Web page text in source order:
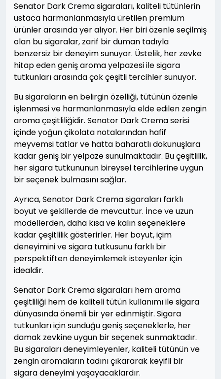
Senator Dark Crema sigaraları, kaliteli tütünlerin
ustaca harmanlanmasıyla üretilen premium
ürünler arasında yer alıyor. Her biri özenle seçilmiş
olan bu sigaralar, zarif bir duman tadıyla
benzersiz bir deneyim sunuyor. Üstelik, her zevke
hitap eden geniş aroma yelpazesi ile sigara
tutkunları arasında çok çeşitli tercihler sunuyor.
Bu sigaraların en belirgin özelliği, tütünün özenle
işlenmesi ve harmanlanmasıyla elde edilen zengin
aroma çeşitliliğidir. Senator Dark Crema serisi
içinde yoğun çikolata notalarından hafif
meyvemsi tatlar ve hatta baharatlı dokunuşlara
kadar geniş bir yelpaze sunulmaktadır. Bu çeşitlilik,
her sigara tutkununun bireysel tercihlerine uygun
bir seçenek bulmasını sağlar.
Ayrıca, Senator Dark Crema sigaraları farklı
boyut ve şekillerde de mevcuttur. İnce ve uzun
modellerden, daha kısa ve kalın seçeneklere
kadar çeşitlilik gösterirler. Her boyut, içim
deneyimini ve sigara tutkusunu farklı bir
perspektiften deneyimlemek isteyenler için
idealdir.
Senator Dark Crema sigaraları hem aroma
çeşitliliği hem de kaliteli tütün kullanımı ile sigara
dünyasında önemli bir yer edinmiştir. Sigara
tutkunları için sunduğu geniş seçeneklerle, her
damak zevkine uygun bir seçenek sunmaktadır.
Bu sigaraları deneyimleyenler, kaliteli tütünün ve
zengin aromaların tadını çıkararak keyifli bir
sigara deneyimi yaşayacaklardır.